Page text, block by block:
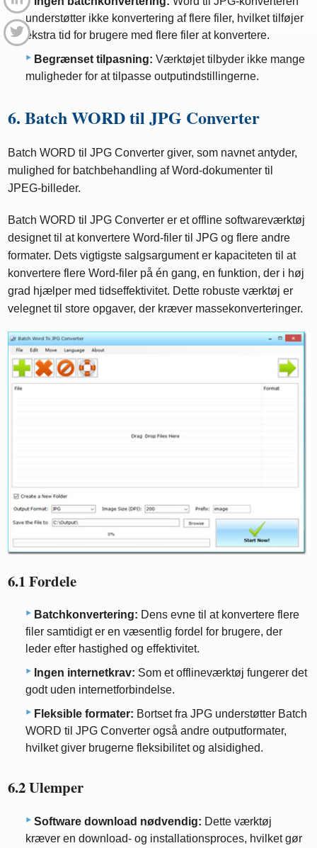
understøtter ikke konvertering af flere filer, hvilket tilføjer
ekstra tid for brugere med flere filer at konvertere.
Begrænset tilpasning: Værktøjet tilbyder ikke mange
muligheder for at tilpasse outputindstillingerne.
6. Batch WORD til JPG Converter
Batch WORD til JPG Converter giver, som navnet antyder,
mulighed for batchbehandling af Word-dokumenter til
JPEG-billeder.
Batch WORD til JPG Converter er et offline softwareværktøj
designet til at konvertere Word-filer til JPG og flere andre
formater. Dets vigtigste salgsargument er kapaciteten til at
konvertere flere Word-filer på én gang, en funktion, der i høj
grad hjælper med tidseffektivitet. Dette robuste værktøj er
velegnet til store opgaver, der kræver massekonverteringer.
6.1 Fordele
Batchkonvertering: Dens evne til at konvertere flere
filer samtidigt er en væsentlig fordel for brugere, der
leder efter hastighed og effektivitet.
Ingen internetkrav: Som et offlineværktøj fungerer det
godt uden internetforbindelse.
Fleksible formater: Bortset fra JPG understøtter Batch
WORD til JPG Converter også andre outputformater,
hvilket giver brugerne fleksibilitet og alsidighed.
6.2 Ulemper
Software download nødvendig: Dette værktøj
kræver en download- og installationsproces, hvilket gør